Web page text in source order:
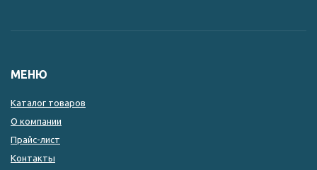
МЕНЮ
Каталог товаров
О компании
Прайс-лист
Контакты